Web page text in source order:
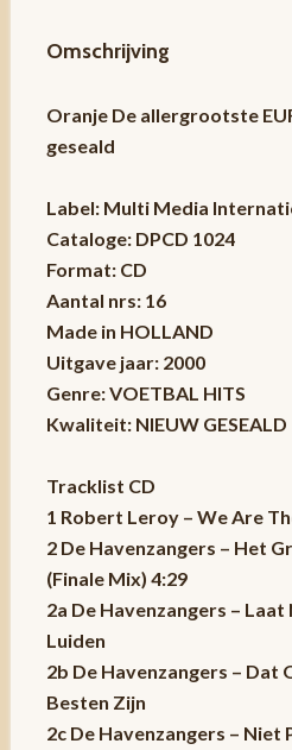
Omschrijving
Oranje De allergrootste
geseald
Label: Multi Media
Cataloge: DPCD 1024
Format: CD
Aantal nrs: 16
Made in HOLLAND
Uitgave jaar: 2000
Genre: VOETBAL HITS
Kwaliteit: NIEUW GESEALD
Tracklist CD
1 Robert Leroy – We Are
2 De Havenzangers – Het
(Finale Mix) 4:29
2a De Havenzangers –
Luiden
2b De Havenzangers – Dat
Besten Zijn
2c De Havenzangers – Niet